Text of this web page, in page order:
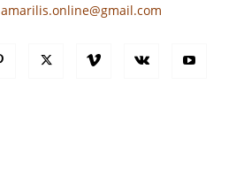
amarilis.online@gmail.com